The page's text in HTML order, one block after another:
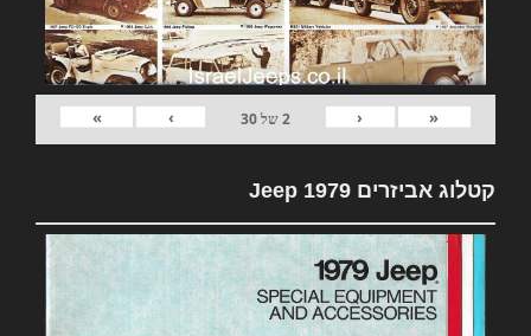
«
‹
2של30
›
»
קטלוג אביזרים 1979 Jeep